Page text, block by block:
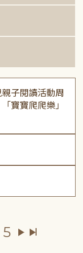
親子閱讀活動周
寶寶爬爬樂」
5